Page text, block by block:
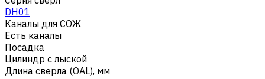
DH01
Каналы для СОЖ
Есть каналы
Посадка
Цилиндр с лыской
Длина сверла (OAL), мм